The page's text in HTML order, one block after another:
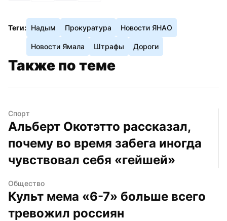
Теги: Надым Прокуратура Новости ЯНАО
Новости Ямала Штрафы Дороги
Также по теме
Спорт
Альберт Окотэтто рассказал,
почему во время забега иногда
чувствовал себя «гейшей»
Общество
Культ мема «6-7» больше всего
тревожил россиян